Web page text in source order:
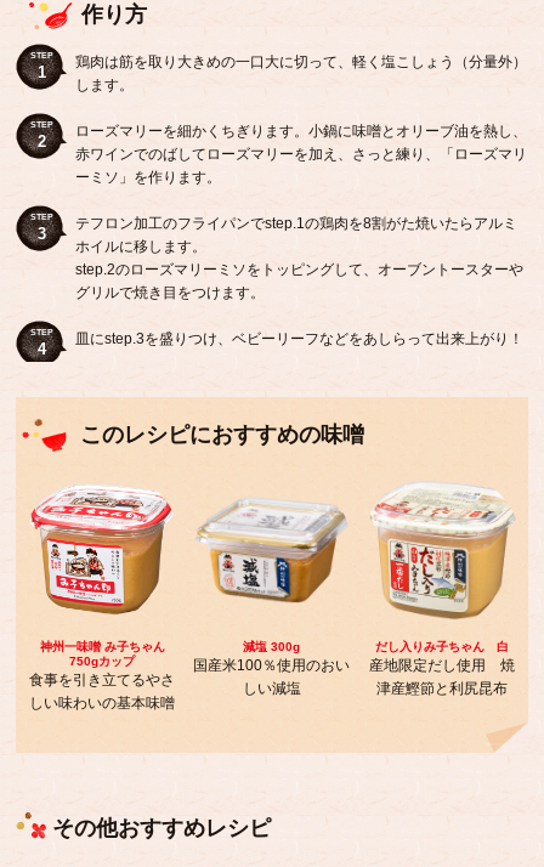
作り方
STEP
1
鶏肉は筋を取り大きめの一口大に切って、軽く塩こしょう（分量外）
します。
STEP
2
ローズマリーを細かくちぎります。小鍋に味噌とオリーブ油を熱し、
赤ワインでのばしてローズマリーを加え、さっと練り、「ローズマリ
ーミソ」を作ります。
STEP
3
テフロン加工のフライパンでstep.1の鶏肉を8割がた焼いたらアルミ
ホイルに移します。
step.2のローズマリーミソをトッピングして、オーブントースターや
グリルで焼き目をつけます。
STEP
4
皿にstep.3を盛りつけ、ベビーリーフなどをあしらって出来上がり！
このレシピにおすすめの味噌
神州一味噌 み子ちゃん
750gカップ
食事を引き立てるやさ
しい味わいの基本味噌
減塩 300g
国産米100％使用のおい
しい減塩
だし入りみ子ちゃん 白
産地限定だし使用 焼
津産鰹節と利尻昆布
その他おすすめレシピ